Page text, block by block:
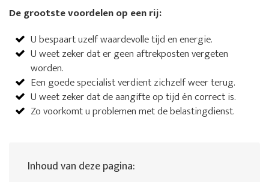
De grootste voordelen op een rij:
U bespaart uzelf waardevolle tijd en energie.
U weet zeker dat er geen aftrekposten vergeten
worden.
Een goede specialist verdient zichzelf weer terug.
U weet zeker dat de aangifte op tijd én correct is.
Zo voorkomt u problemen met de belastingdienst.
Inhoud van deze pagina: